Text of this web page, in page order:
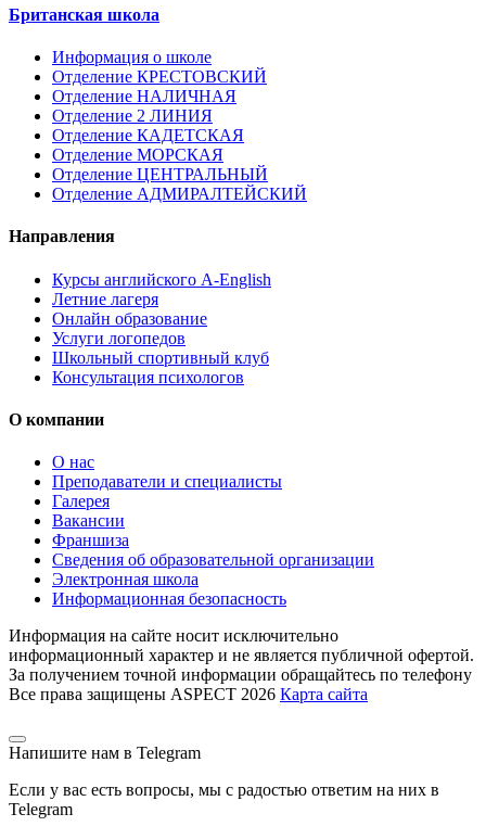
Британская школа
Информация о школе
Отделение КРЕСТОВСКИЙ
Отделение НАЛИЧНАЯ
Отделение 2 ЛИНИЯ
Отделение КАДЕТСКАЯ
Отделение МОРСКАЯ
Отделение ЦЕНТРАЛЬНЫЙ
Отделение АДМИРАЛТЕЙСКИЙ
Направления
Курсы английского A-English
Летние лагеря
Онлайн образование
Услуги логопедов
Школьный спортивный клуб
Консультация психологов
О компании
О нас
Преподаватели и специалисты
Галерея
Вакансии
Франшиза
Сведения об образовательной организации
Электронная школа
Информационная безопасность
Информация на сайте носит исключительно
информационный характер и не является публичной офертой.
За получением точной информации обращайтесь по телефону
Все права защищены ASPECT 2026 Карта сайта
Напишите нам в Telegram
Если у вас есть вопросы, мы с радостью ответим на них в
Telegram